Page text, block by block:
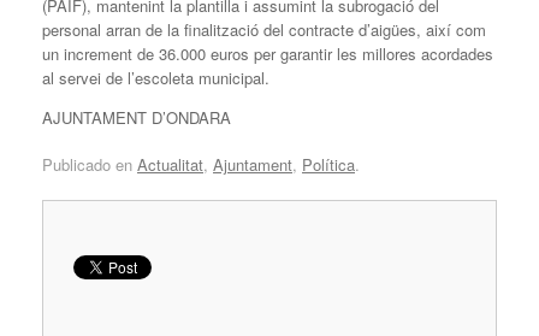
(PAIF), mantenint la plantilla i assumint la subrogació del
personal arran de la finalització del contracte d’aigües, així com
un increment de 36.000 euros per garantir les millores acordades
al servei de l’escoleta municipal.
AJUNTAMENT D’ONDARA
Publicado en Actualitat, Ajuntament, Política.